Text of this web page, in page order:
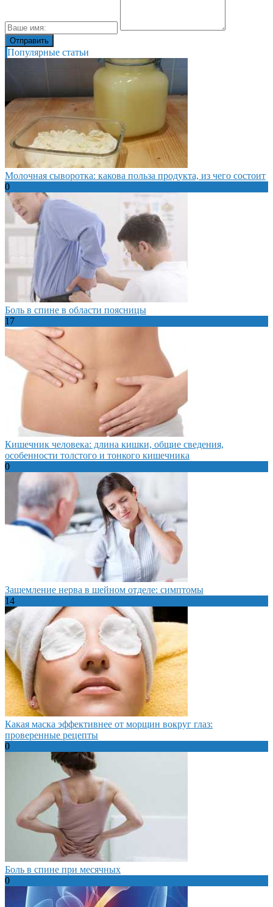
Популярные статьи
Молочная сыворотка: какова польза продукта, из чего состоит
0
Боль в спине в области поясницы
17
Кишечник человека: длина кишки, общие сведения,
особенности толстого и тонкого кишечника
0
Защемление нерва в шейном отделе: симптомы
14
Какая маска эффективнее от морщин вокруг глаз:
проверенные рецепты
0
Боль в спине при месячных
0